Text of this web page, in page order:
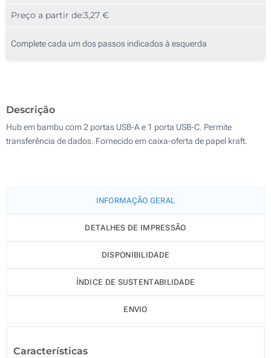
20
50
Outra :
Preço a partir de:3,27 €
Complete cada um dos passos indicados à esquerda
Descrição
Hub em bambu com 2 portas USB-A e 1 porta USB-C. Permite
transferência de dados. Fornecido em caixa-oferta de papel kraft.
INFORMAÇÃO GERAL
DETALHES DE IMPRESSÃO
DISPONIBILIDADE
ÍNDICE DE SUSTENTABILIDADE
ENVIO
Características